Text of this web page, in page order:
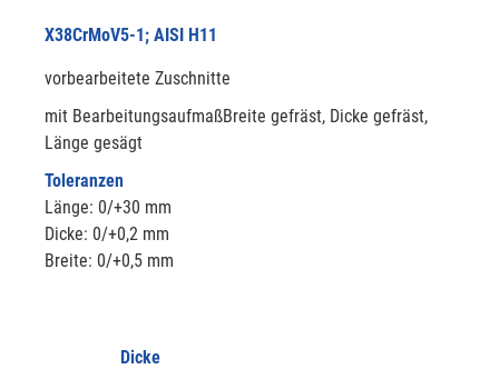
X38CrMoV5-1; AISI H11
vorbearbeitete Zuschnitte
mit BearbeitungsaufmaßBreite gefräst, Dicke gefräst,
Länge gesägt
Toleranzen
Länge: 0/+30 mm
Dicke: 0/+0,2 mm
Breite: 0/+0,5 mm
Dicke